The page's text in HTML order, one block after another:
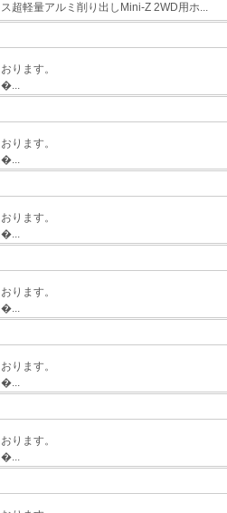
ス超軽量アルミ削り出しMini-Z 2WD用ホ...
ります。
�...
ります。
�...
ります。
�...
ります。
�...
ります。
�...
ります。
�...